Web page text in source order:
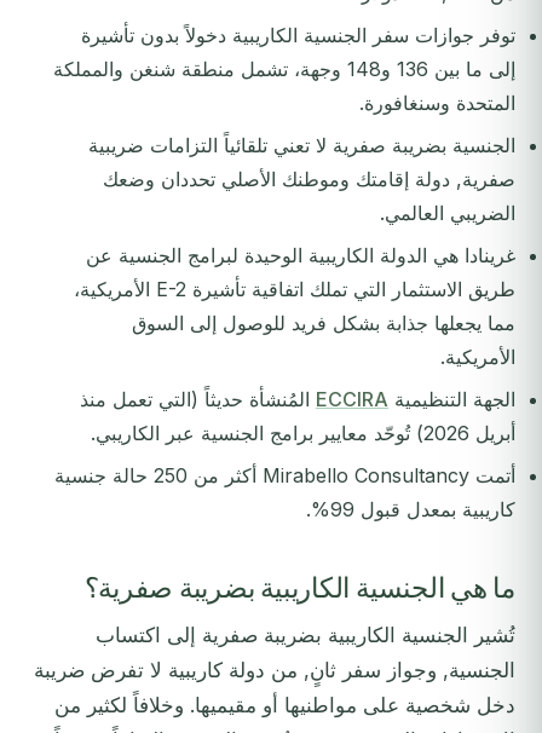
توفر جوازات سفر الجنسية الكاريبية دخولاً بدون تأشيرة
إلى ما بين 136 و148 وجهة، تشمل منطقة شنغن والمملكة
المتحدة وسنغافورة.
الجنسية بضريبة صفرية لا تعني تلقائياً التزامات ضريبية
صفرية, دولة إقامتك وموطنك الأصلي تحددان وضعك
الضريبي العالمي.
غرينادا هي الدولة الكاريبية الوحيدة لبرامج الجنسية عن
طريق الاستثمار التي تملك اتفاقية تأشيرة E-2 الأمريكية،
مما يجعلها جذابة بشكل فريد للوصول إلى السوق
الأمريكية.
الجهة التنظيمية ECCIRA المُنشأة حديثاً (التي تعمل منذ
أبريل 2026) تُوحّد معايير برامج الجنسية عبر الكاريبي.
أتمت Mirabello Consultancy أكثر من 250 حالة جنسية
كاريبية بمعدل قبول 99%.
ما هي الجنسية الكاريبية بضريبة صفرية؟
تُشير الجنسية الكاريبية بضريبة صفرية إلى اكتساب
الجنسية, وجواز سفر ثانٍ, من دولة كاريبية لا تفرض ضريبة
دخل شخصية على مواطنيها أو مقيميها. وخلافاً لكثير من